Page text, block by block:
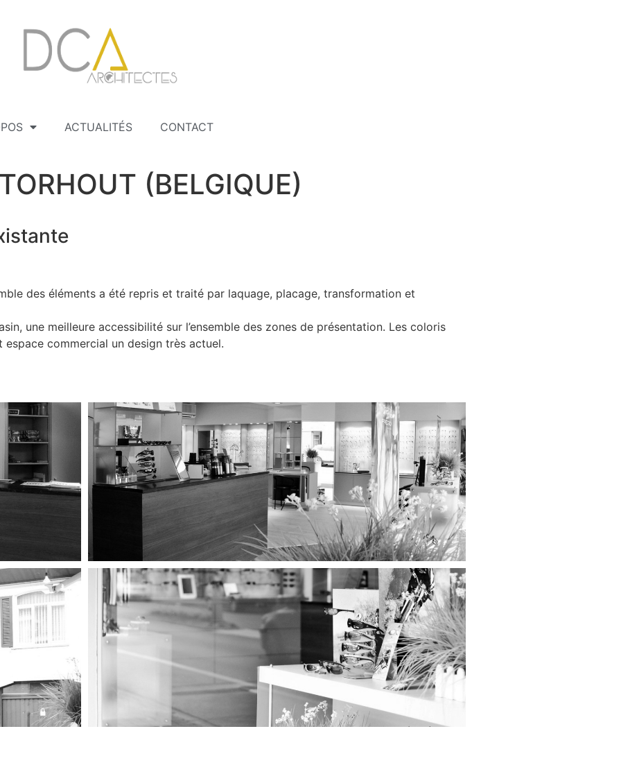
ACTUALITÉS CONTACT
(BELGIQUE)
des éléments a été repris et traité par laquage, placage, transformation et
une meilleure accessibilité sur l’ensemble des zones de présentation. Les coloris
commercial un design très actuel.